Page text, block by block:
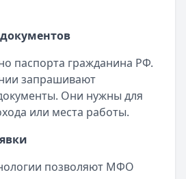
паспорта гражданина РФ.
запрашивают
Они нужны для
или места работы.
позволяют МФО